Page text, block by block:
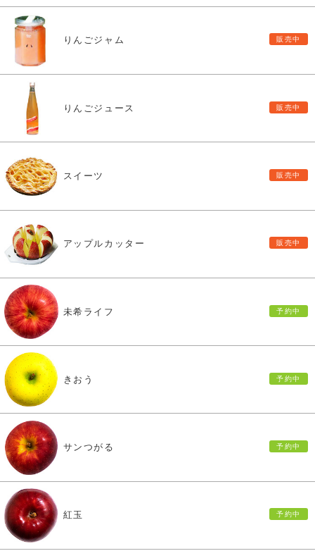
りんごジャム
りんごジュース
スイーツ
アップルカッター
未希ライフ
きおう
サンつがる
紅玉